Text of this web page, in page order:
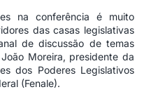
na conferência é muito
das casas legislativas
de discussão de temas
Moreira, presidente da
dos Poderes Legislativos
(Fenale).